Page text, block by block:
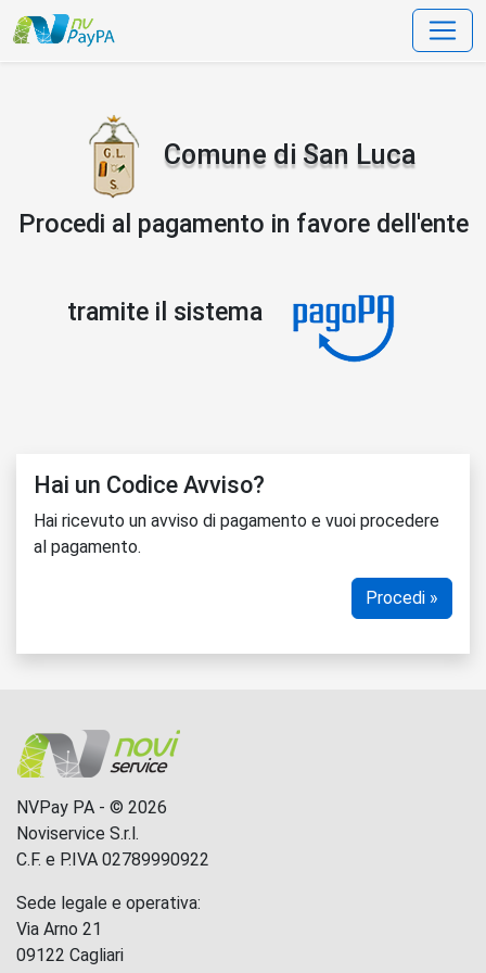
data-bs-toggle=
Comune di San Luca
Procedi al pagamento in favore dell'ente
tramite il sistema
Hai un Codice Avviso?
Hai ricevuto un avviso di pagamento e vuoi procedere
al pagamento.
Procedi »
NVPay PA - © 2026
Noviservice S.r.l.
C.F. e P.IVA 02789990922
Sede legale e operativa:
Via Arno 21
09122 Cagliari